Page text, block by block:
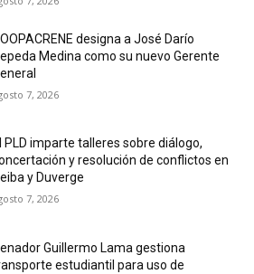
designa a José Darío
Medina como su nuevo Gerente
7, 2026
PLD imparte talleres sobre diálogo,
y resolución de conflictos en
y Duverge
7, 2026
Guillermo Lama gestiona
estudiantil para uso de